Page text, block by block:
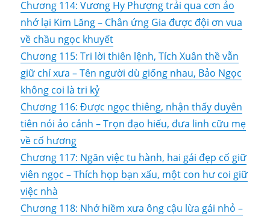
Chương 114: Vương Hy Phượng trải qua cơn ảo
nhớ lại Kim Lăng – Chân ứng Gia được đội ơn vua
về chầu ngọc khuyết
Chương 115: Tri lời thiên lệnh, Tích Xuân thề vẫn
giữ chí xưa – Tên người dù giống nhau, Bảo Ngọc
không coi là tri kỷ
Chương 116: Được ngọc thiêng, nhận thấy duyên
tiên nói ảo cảnh – Trọn đạo hiếu, đưa linh cữu mẹ
về cố hương
Chương 117: Ngăn việc tu hành, hai gái đẹp cố giữ
viên ngọc – Thích họp bạn xấu, một con hư coi giữ
việc nhà
Chương 118: Nhớ hiềm xưa ông cậu lừa gái nhỏ –